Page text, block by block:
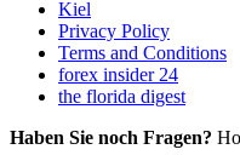
Kiel
Privacy Policy
Terms and Conditions
forex insider 24
the florida digest
Haben Sie noch Fragen?